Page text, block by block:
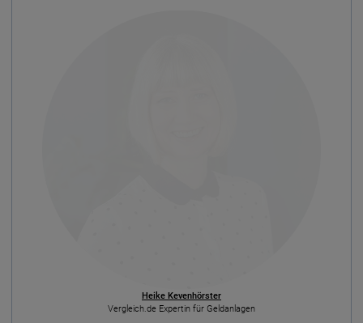
Heike Kevenhörster
Vergleich.de Expertin für Geldanlagen